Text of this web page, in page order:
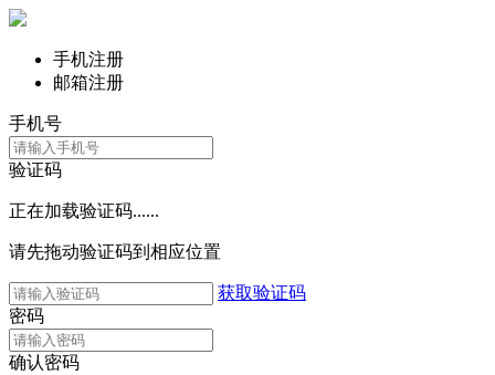
手机注册
邮箱注册
手机号
验证码
正在加载验证码......
请先拖动验证码到相应位置
获取验证码
密码
确认密码